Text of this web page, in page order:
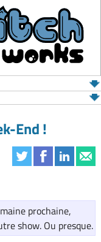
End !
prochaine,
show. Ou presque.